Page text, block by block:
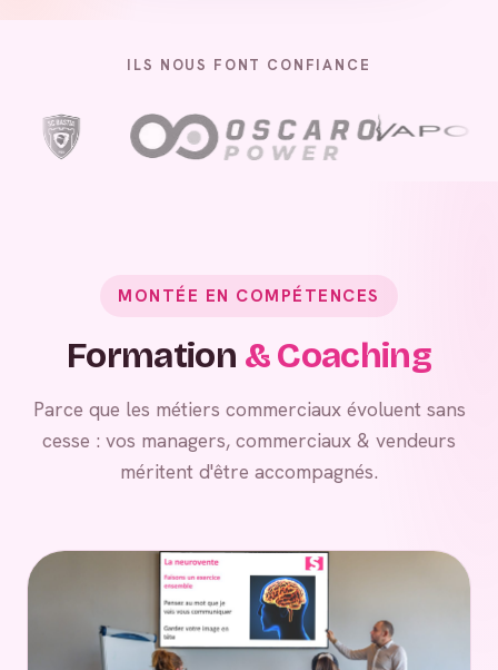
ILS NOUS FONT CONFIANCE
MONTÉE EN COMPÉTENCES
Formation & Coaching
Parce que les métiers commerciaux évoluent sans
cesse : vos managers, commerciaux & vendeurs
méritent d'être accompagnés.